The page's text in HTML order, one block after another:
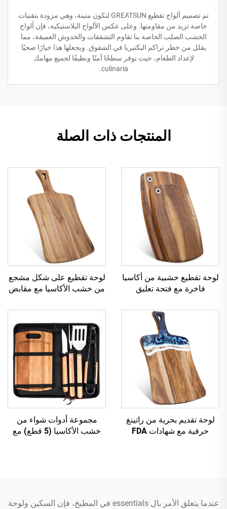
تم تصميم ألواح تقطيع GREATSUN لتكون متينة، وهي مزودة بتقنيات
خاصة تزيد من مقاومتها. وعلى عكس الألواح البلاستيكية، فإن ألواح
الخشب الصلب الخاصة بنا تقاوم التشققات والخدوش العميقة، مما
يقلل من خطر تراكم البكتيريا في الشقوق. ويجعلها هذا خيارًا صحيًا
لإعداد الطعام، حيث توفر سطحًا آمنًا ونظيفًا لجميع مهامك
culinaria.
المنتجات ذات الصلة
لوحة تقطيع خشبية من أكاسيا
فاخرة مع فتحة تعليق
لوحة تقطيع على شكل مشجع
من خشب الأكاسيا مع مقابض
لوحة تقديم بحرية من راتينغ
حرفية مع شهادات FDA
مجموعة أدوات شواء من
خشب الأكاسيا (5 قطع) مع
عندما يتعلق الأمر بال essentials في المطبخ، فإن السكين ولوحة